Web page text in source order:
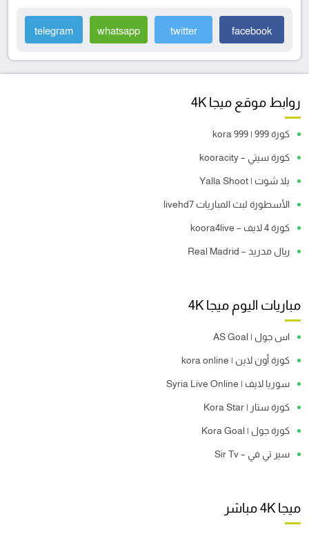
facebook
twitter
whatsapp
telegram
روابط موقع ميجا 4K
كورة 999 | kora 999
كورة سيتي – kooracity
يلا شوت | Yalla Shoot
الأسطورة لبث المباريات livehd7
كورة 4 لايف – koora4live
ريال مدريد – Real Madrid
مباريات اليوم ميجا 4K
اس جول | AS Goal
كورة أون لاين | kora online
سوريا لايف | Syria Live Online
كورة ستار | Kora Star
كورة جول | Kora Goal
سير تي في – Sir Tv
ميجا 4K مباشر